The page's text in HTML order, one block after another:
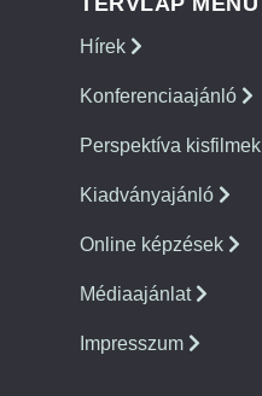
Hírek
Konferenciaajánló
Perspektíva kisfilmek
Kiadványajánló
Online képzések
Médiaajánlat
Impresszum